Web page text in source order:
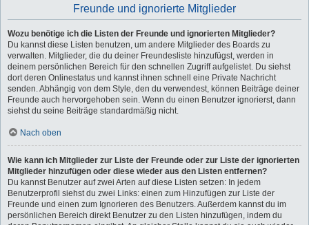
Freunde und ignorierte Mitglieder
Wozu benötige ich die Listen der Freunde und ignorierten Mitglieder?
Du kannst diese Listen benutzen, um andere Mitglieder des Boards zu
verwalten. Mitglieder, die du deiner Freundesliste hinzufügst, werden in
deinem persönlichen Bereich für den schnellen Zugriff aufgelistet. Du siehst
dort deren Onlinestatus und kannst ihnen schnell eine Private Nachricht
senden. Abhängig von dem Style, den du verwendest, können Beiträge deiner
Freunde auch hervorgehoben sein. Wenn du einen Benutzer ignorierst, dann
siehst du seine Beiträge standardmäßig nicht.
Nach oben
Wie kann ich Mitglieder zur Liste der Freunde oder zur Liste der ignorierten
Mitglieder hinzufügen oder diese wieder aus den Listen entfernen?
Du kannst Benutzer auf zwei Arten auf diese Listen setzen: In jedem
Benutzerprofil siehst du zwei Links: einen zum Hinzufügen zur Liste der
Freunde und einen zum Ignorieren des Benutzers. Außerdem kannst du im
persönlichen Bereich direkt Benutzer zu den Listen hinzufügen, indem du